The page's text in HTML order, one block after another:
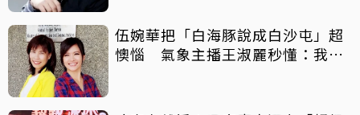
伍婉華把「白海豚說成白沙屯」超
懊惱 氣象主播王淑麗秒懂：我曾